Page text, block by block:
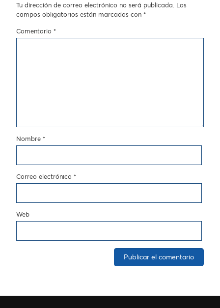
Tu dirección de correo electrónico no será publicada. Los
campos obligatorios están marcados con *
Comentario *
Nombre *
Correo electrónico *
Web